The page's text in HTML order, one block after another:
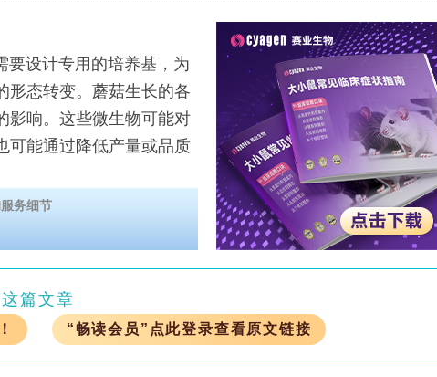
设计专用的培养基，为
形态转变。蘑菇生长的各
影响。这些微生物可能对
可能通过降低产量或品质
务细节
篇文章
“畅读会员”点此登录查看原文链接